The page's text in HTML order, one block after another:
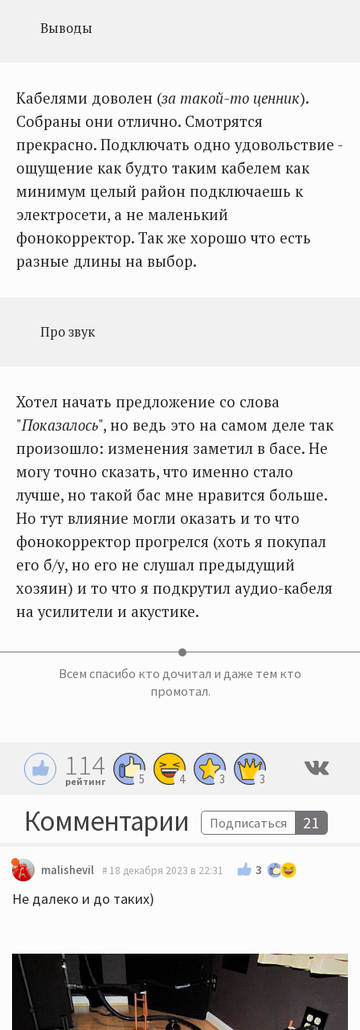
Выводы
Кабелями доволен (за такой-то ценник).
Собраны они отлично. Смотрятся
прекрасно. Подключать одно удовольствие -
ощущение как будто таким кабелем как
минимум целый район подключаешь к
электросети, а не маленький
фонокорректор. Так же хорошо что есть
разные длины на выбор.
Про звук
Хотел начать предложение со слова
"Показалось", но ведь это на самом деле так
произошло: изменения заметил в басе. Не
могу точно сказать, что именно стало
лучше, но такой бас мне нравится больше.
Но тут влияние могли оказать и то что
фонокорректор прогрелся (хоть я покупал
его б/у, но его не слушал предыдущий
хозяин) и то что я подкрутил аудио-кабеля
на усилители и акустике.
Всем спасибо кто дочитал и даже тем кто
промотал.
114
рейтинг 5 4 3 3
Комментарии Подписаться 21
malishevil 18 декабря 2023 в 22:31 3
Не далеко и до таких)